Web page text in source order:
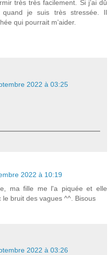
très très facilement. Si j’ai dû
quand je suis très stressée. Il
qui pourrait m’aider.
2022 à 03:25
2022 à 10:19
ma fille me l'a piquée et elle
bruit des vagues ^^. Bisous
2022 à 03:26